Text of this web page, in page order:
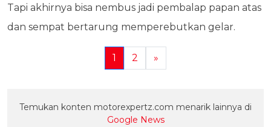
Tapi akhirnya bisa nembus jadi pembalap papan atas
dan sempat bertarung memperebutkan gelar.
1 2 »
Temukan konten motorexpertz.com menarik lainnya di
Google News